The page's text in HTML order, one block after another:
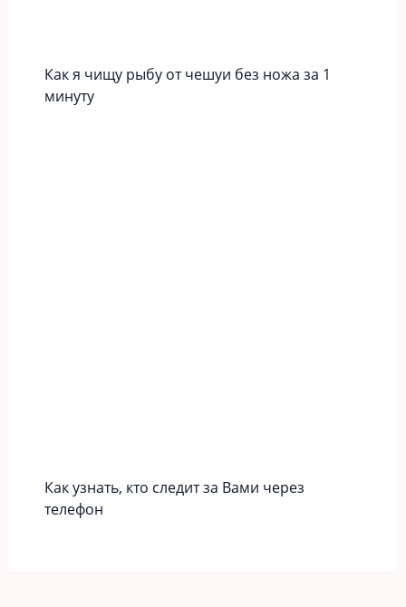
Как я чищу рыбу от чешуи без ножа за 1
минуту
Как узнать, кто следит за Вами через
телефон